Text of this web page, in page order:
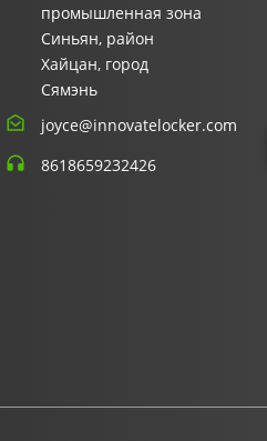
промышленная зона
Синьян, район
Хайцан, город
Сямэнь
joyce@innovatelocker.com
8618659232426